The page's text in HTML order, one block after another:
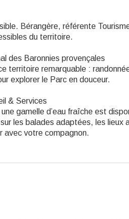
Bérangère, référente
du territoire.
des Baronnies provençales
territoire remarquable :
explorer le Parc en douceur.
& Services
gamelle d’eau fraîche est
les balades adaptées, les lieux
avec votre compagnon.